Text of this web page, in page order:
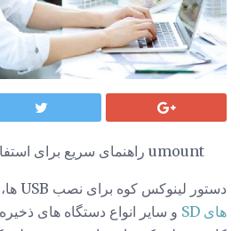
راهنمای سریع برای استفاده از دستورات لینوکس و umount
دستور لینوکس کوه برای نصب USB ها، دی وی دی ها،
های SD
و سایر انواع دستگاه های